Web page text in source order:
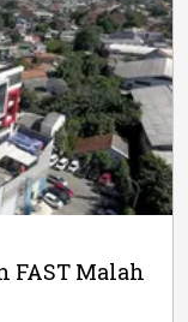
FAST Malah